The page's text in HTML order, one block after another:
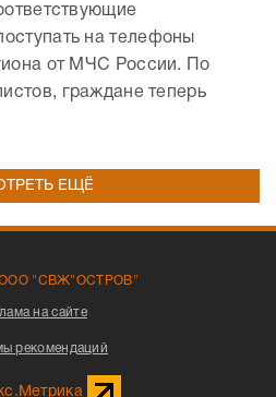
на телефоны
от МЧС России. По
граждане теперь
ЕЩЁ
ООО "СВЖ"ОСТРОВ"
на сайте
рекомендаций